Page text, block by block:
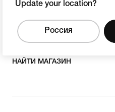
Update your location?
Россия
НАЙТИ МАГАЗИН